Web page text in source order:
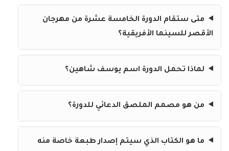
متى ستقام الدورة الخامسة عشرة من مهرجان
الأقصر للسينما الأفريقية؟
لماذا تحمل الدورة اسم يوسف شاهين؟
من هو مصمم الملصق الدعائي للدورة؟
ما هو الكتاب الذي سيتم إصدار طبعة خاصة منه